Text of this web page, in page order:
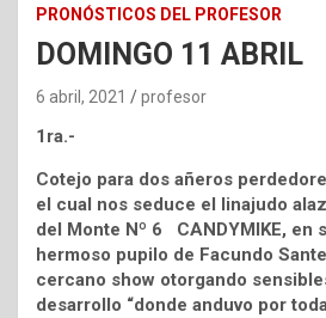
PRONÓSTICOS DEL PROFESOR
DOMINGO 11 ABRIL
6 abril, 2021 profesor
1ra.-
Cotejo para dos añeros
el cual nos seduce el linajudo
del Monte Nº 6 CANDYMIKE, en
hermoso pupilo de Facundo
cercano show otorgando
desarrollo “donde anduvo por